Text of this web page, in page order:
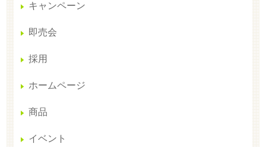
キャンペーン
即売会
採用
ホームページ
商品
イベント